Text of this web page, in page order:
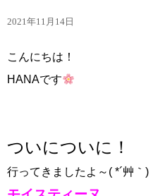
2021年11月14日
こんにちは！
HANAです
ついについに！
行ってきましたよ～( *´艸｀)